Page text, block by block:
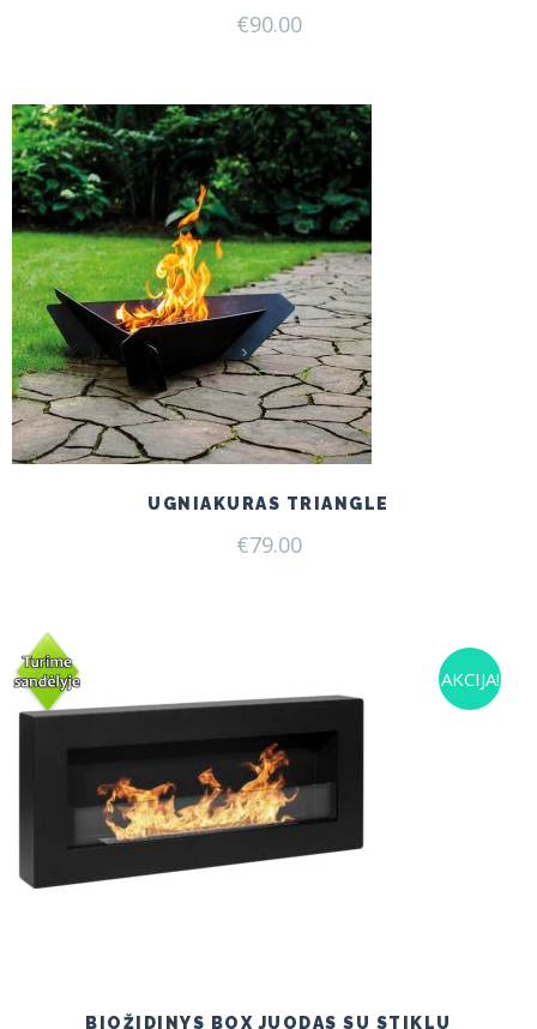
€90.00
UGNIAKURAS TRIANGLE
€79.00
AKCIJA!
BIOŽIDINYS BOX JUODAS SU STIKLU